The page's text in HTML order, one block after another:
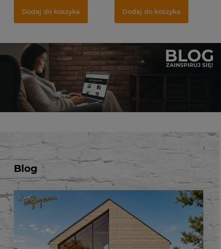
Dodaj do koszyka Dodaj do koszyka